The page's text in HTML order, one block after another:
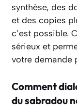
synthèse, des
et des copies
c’est possible.
sérieux et
votre demande
Comment
du sabradou